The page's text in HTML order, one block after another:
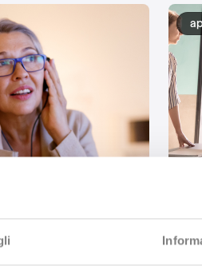
futuro.
d'impresa
si confermano un